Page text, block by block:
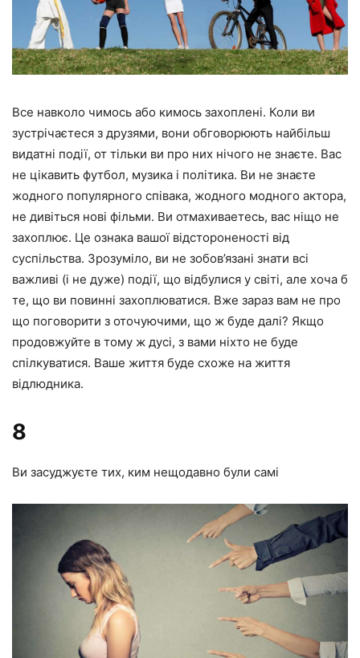
Все навколо чимось або кимось захоплені. Коли ви
зустрічаєтеся з друзями, вони обговорюють найбільш
видатні події, от тільки ви про них нічого не знаєте. Вас
не цікавить футбол, музика і політика. Ви не знаєте
жодного популярного співака, жодного модного актора,
не дивіться нові фільми. Ви отмахиваетесь, вас ніщо не
захоплює. Це ознака вашої відстороненості від
суспільства. Зрозуміло, ви не зобов’язані знати всі
важливі (і не дуже) події, що відбулися у світі, але хоча б
те, що ви повинні захоплюватися. Вже зараз вам не про
що поговорити з оточуючими, що ж буде далі? Якщо
продовжуйте в тому ж дусі, з вами ніхто не буде
спілкуватися. Ваше життя буде схоже на життя
відлюдника.
8
Ви засуджуєте тих, ким нещодавно були самі